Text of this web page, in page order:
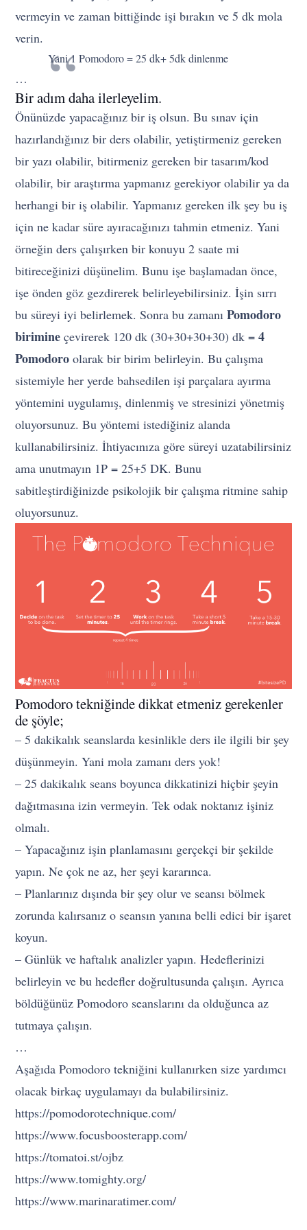
vermeyin ve zaman bittiğinde işi bırakın ve 5 dk mola
verin.
Yani 1 Pomodoro = 25 dk+ 5dk dinlenme
…
Bir adım daha ilerleyelim.
Önünüzde yapacağınız bir iş olsun. Bu sınav için
hazırlandığınız bir ders olabilir, yetiştirmeniz gereken
bir yazı olabilir, bitirmeniz gereken bir tasarım/kod
olabilir, bir araştırma yapmanız gerekiyor olabilir ya da
herhangi bir iş olabilir. Yapmanız gereken ilk şey bu iş
için ne kadar süre ayıracağınızı tahmin etmeniz. Yani
örneğin ders çalışırken bir konuyu 2 saate mi
bitireceğinizi düşünelim. Bunu işe başlamadan önce,
işe önden göz gezdirerek belirleyebilirsiniz. İşin sırrı
bu süreyi iyi belirlemek. Sonra bu zamanıPomodoro
birimine çevirerek 120 dk (30+30+30+30) dk =4
Pomodoro olarak bir birim belirleyin. Bu çalışma
sistemiyle her yerde bahsedilen işi parçalara ayırma
yöntemini uygulamış, dinlenmiş ve stresinizi yönetmiş
oluyorsunuz. Bu yöntemi istediğiniz alanda
kullanabilirsiniz. İhtiyacınıza göre süreyi uzatabilirsiniz
ama unutmayın 1P = 25+5 DK. Bunu
sabitleştirdiğinizde psikolojik bir çalışma ritmine sahip
oluyorsunuz.
Pomodoro tekniğinde dikkat etmeniz gerekenler
de şöyle;
– 5 dakikalık seanslarda kesinlikle ders ile ilgili bir şey
düşünmeyin. Yani mola zamanı ders yok!
– 25 dakikalık seans boyunca dikkatinizi hiçbir şeyin
dağıtmasına izin vermeyin. Tek odak noktanız işiniz
olmalı.
– Yapacağınız işin planlamasını gerçekçi bir şekilde
yapın. Ne çok ne az, her şeyi kararınca.
– Planlarınız dışında bir şey olur ve seansı bölmek
zorunda kalırsanız o seansın yanına belli edici bir işaret
koyun.
– Günlük ve haftalık analizler yapın. Hedeflerinizi
belirleyin ve bu hedefler doğrultusunda çalışın. Ayrıca
böldüğünüz Pomodoro seanslarını da olduğunca az
tutmaya çalışın.
…
Aşağıda Pomodoro tekniğini kullanırken size yardımcı
olacak birkaç uygulamayı da bulabilirsiniz.
https://pomodorotechnique.com/
https://www.focusboosterapp.com/
https://tomatoi.st/ojbz
https://www.tomighty.org/
https://www.marinaratimer.com/